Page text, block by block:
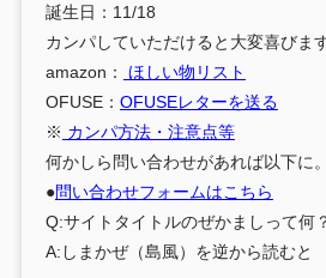
誕生日：11/18
カンパしていただけると大変喜びます
amazon：
ほしい物リスト
OFUSE： OFUSEレターを送る
※ カンパ方法・注意点等
何かしら問い合わせがあれば以下に。
●問い合わせフォームはこちら
Q:サイトタイトルのぜかましって何
A:しまかぜ（島風）を逆から読むと